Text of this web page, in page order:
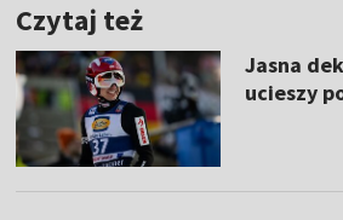
Czytaj też
Jasna
ucieszy